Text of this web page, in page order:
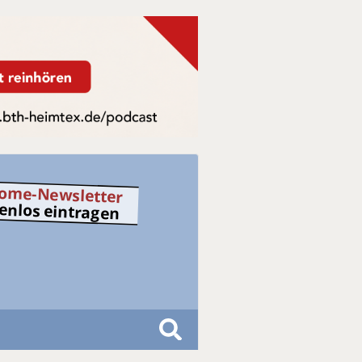
Newsletter
eintragen
S